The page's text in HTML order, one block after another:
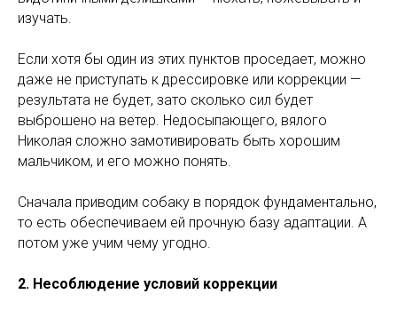
изучать.
Если хотя бы один из этих пунктов проседает, можно
даже не приступать к дрессировке или коррекции —
результата не будет, зато сколько сил будет
выброшено на ветер. Недосыпающего, вялого
Николая сложно замотивировать быть хорошим
мальчиком, и его можно понять.
Сначала приводим собаку в порядок фундаментально,
то есть обеспечиваем ей прочную базу адаптации. А
потом уже учим чему угодно.
2. Несоблюдение условий коррекции